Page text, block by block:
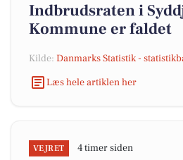
Indbrudsraten i
Kommune er faldet
Kilde: Danmarks Statistik -
Læs hele artiklen her
VEJRET 4 timer siden